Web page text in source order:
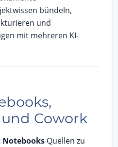
bündeln,
und
mit mehreren KI-
Cowork
Notebooks Quellen zu